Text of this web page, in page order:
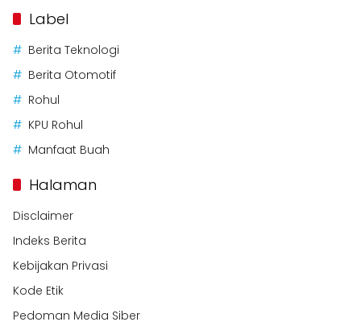
Label
Berita Teknologi
Berita Otomotif
Rohul
KPU Rohul
Manfaat Buah
Halaman
Disclaimer
Indeks Berita
Kebijakan Privasi
Kode Etik
Pedoman Media Siber